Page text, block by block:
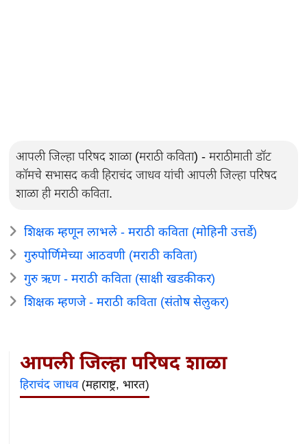
आपली जिल्हा परिषद शाळा (मराठी कविता) - मराठीमाती डॉट
कॉमचे सभासद कवी हिराचंद जाधव यांची आपली जिल्हा परिषद
शाळा ही मराठी कविता.
शिक्षक म्हणून लाभले - मराठी कविता (मोहिनी उत्तर्डे)
गुरुपोर्णिमेच्या आठवणी (मराठी कविता)
गुरु ऋण - मराठी कविता (साक्षी खडकीकर)
शिक्षक म्हणजे - मराठी कविता (संतोष सेलुकर)
आपली जिल्हा परिषद शाळा
हिराचंद जाधव(महाराष्ट्र, भारत)